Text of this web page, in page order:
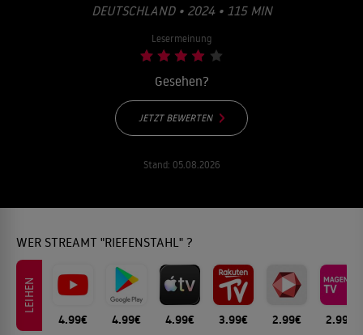
DEUTSCHLAND • 2024 • 115 MIN
Lesermeinung
Gesehen?
JETZT BEWERTEN
Stand: 05.08.2026
WER STREAMT "RIEFENSTAHL" ?
LEIHEN
4.99€ 4.99€ 4.99€ 3.99€ 2.99€ 2.99€